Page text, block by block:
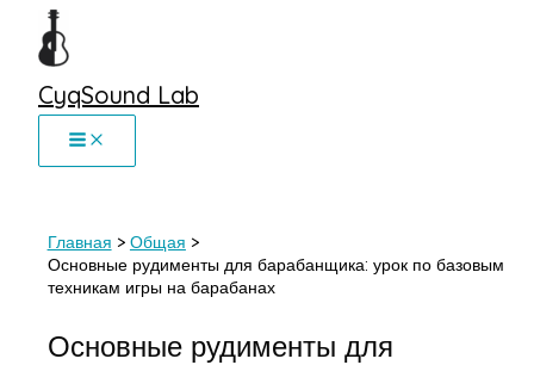
Перейти
CyqSound Lab
Главная
Общая
Основные рудименты для барабанщика: урок по базовым
техникам игры на барабанах
Основные рудименты для